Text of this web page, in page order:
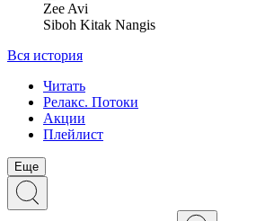
Zee Avi
Siboh Kitak Nangis
Вся история
Читать
Релакс. Потоки
Акции
Плейлист
Еще